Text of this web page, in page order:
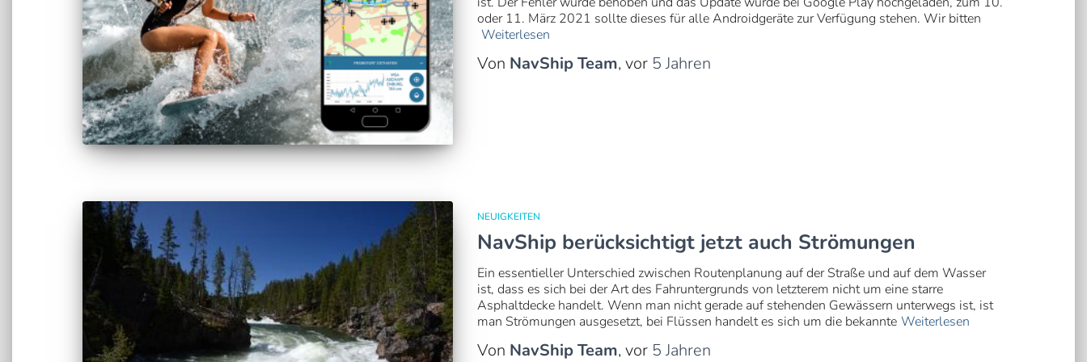
oder 11. März 2021 sollte dieses für alle Androidgeräte zur Verfügung stehen. Wir bitten
Weiterlesen
Von NavShip Team, vor 5 Jahren
NEUIGKEITEN
NavShip berücksichtigt jetzt auch Strömungen
Ein essentieller Unterschied zwischen Routenplanung auf der Straße und auf dem Wasser
ist, dass es sich bei der Art des Fahruntergrunds von letzterem nicht um eine starre
Asphaltdecke handelt. Wenn man nicht gerade auf stehenden Gewässern unterwegs ist, ist
man Strömungen ausgesetzt, bei Flüssen handelt es sich um die bekannte Weiterlesen
Von NavShip Team, vor 5 Jahren